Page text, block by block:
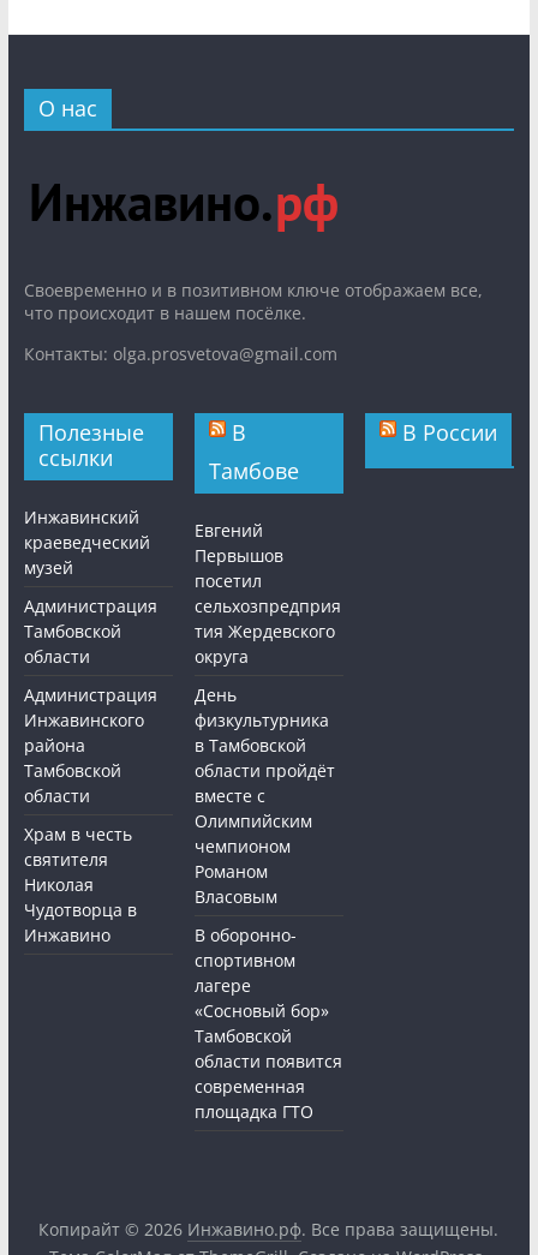
О нас
Cвоевременно и в позитивном ключе отображаем все,
что происходит в нашем посёлке.
Контакты: olga.prosvetova@gmail.com
Полезные
ссылки
Инжавинский
краеведческий
музей
Администрация
Тамбовской
области
Администрация
Инжавинского
района
Тамбовской
области
Храм в честь
святителя
Николая
Чудотворца в
Инжавино
В
Тамбове
Евгений
Первышов
посетил
сельхозпредприя
тия Жердевского
округа
День
физкультурника
в Тамбовской
области пройдёт
вместе с
Олимпийским
чемпионом
Романом
Власовым
В оборонно-
спортивном
лагере
«Сосновый бор»
Тамбовской
области появится
современная
площадка ГТО
В России
Копирайт © 2026 Инжавино.рф. Все права защищены.